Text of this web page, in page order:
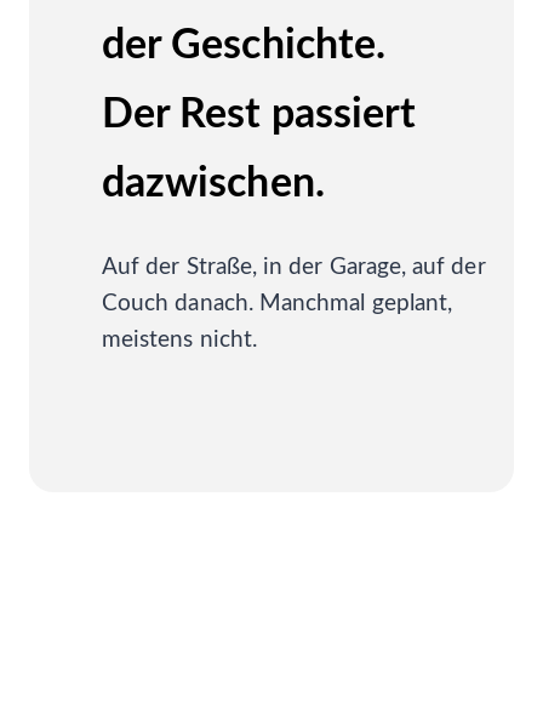
der Geschichte.
Der Rest passiert
dazwischen.
Auf der Straße, in der Garage, auf der
Couch danach. Manchmal geplant,
meistens nicht.
Reiseausrüstung
Der Camper
Mein Job